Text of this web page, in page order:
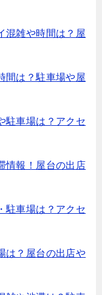
混雑や時間は？屋
間は？駐車場や屋
駐車場は？アクセ
情報！屋台の出店
駐車場は？アクセ
は？屋台の出店や